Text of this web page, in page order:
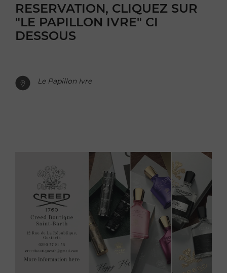
RESERVATION, CLIQUEZ SUR
"LE PAPILLON IVRE" CI
DESSOUS
Le Papillon Ivre